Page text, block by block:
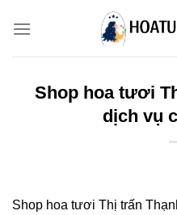
Shop hoa tươi
dịch vụ
Shop hoa tươi Thị trấn